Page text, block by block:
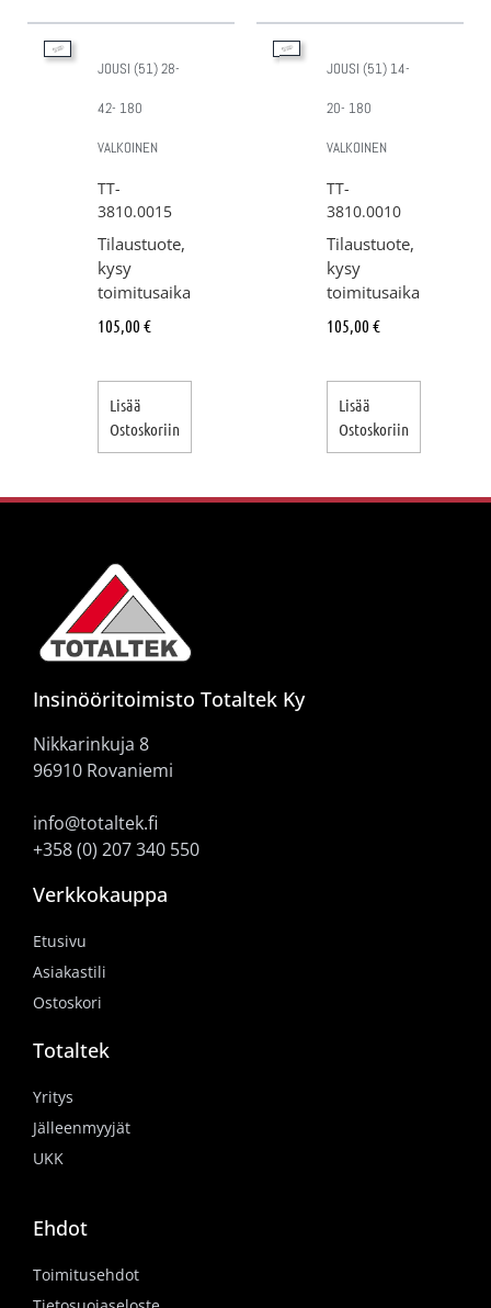
JOUSI (51) 28-
42- 180
VALKOINEN
TT-
3810.0015
Tilaustuote,
kysy
toimitusaika
105,00 €
Lisää
Ostoskoriin
JOUSI (51) 14-
20- 180
VALKOINEN
TT-
3810.0010
Tilaustuote,
kysy
toimitusaika
105,00 €
Lisää
Ostoskoriin
Insinööritoimisto Totaltek Ky
Nikkarinkuja 8
96910 Rovaniemi
info@totaltek.fi
+358 (0) 207 340 550
Verkkokauppa
Etusivu
Asiakastili
Ostoskori
Totaltek
Yritys
Jälleenmyyjät
UKK
Ehdot
Toimitusehdot